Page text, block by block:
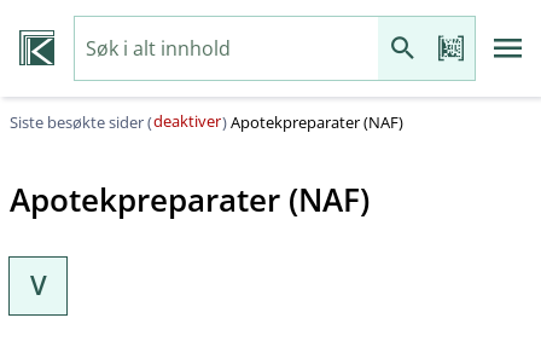
Siste besøkte sider (deaktiver)Apotekpreparater (NAF)
Apotekpreparater (NAF)
V